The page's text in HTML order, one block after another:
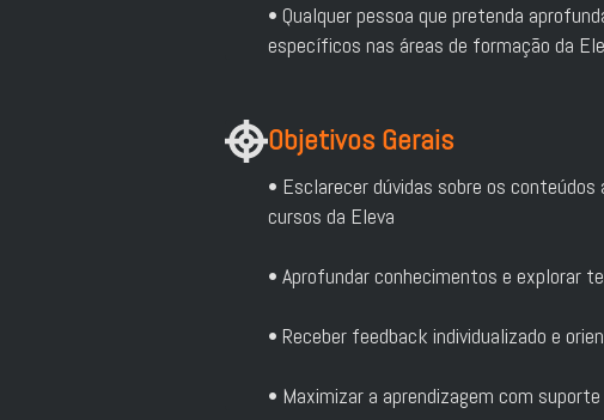
• Qualquer pessoa que pretenda
específicos nas áreas de formação da
Objetivos Gerais
• Esclarecer dúvidas sobre os conteúdos
cursos da Eleva
• Aprofundar conhecimentos e explorar
• Receber feedback individualizado e
• Maximizar a aprendizagem com